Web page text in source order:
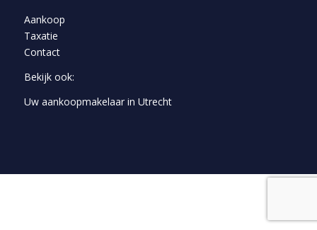
Aankoop
Taxatie
Contact
Bekijk ook:
Uw aankoopmakelaar in Utrecht